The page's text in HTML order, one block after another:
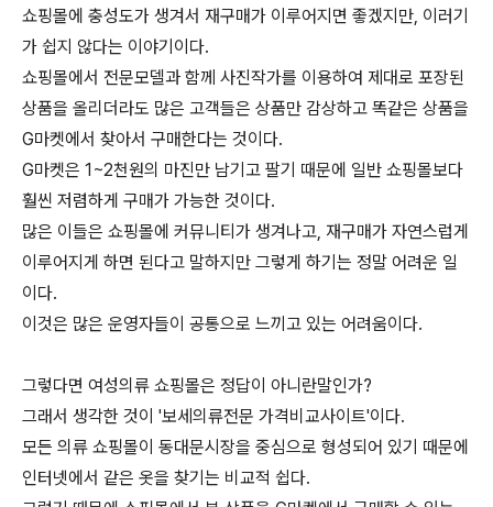
쇼핑몰에 충성도가 생겨서 재구매가 이루어지면 좋겠지만, 이러기
가 쉽지 않다는 이야기이다.
쇼핑몰에서 전문모델과 함께 사진작가를 이용하여 제대로 포장된
상품을 올리더라도 많은 고객들은 상품만 감상하고 똑같은 상품을
G마켓에서 찾아서 구매한다는 것이다.
G마켓은 1~2천원의 마진만 남기고 팔기 때문에 일반 쇼핑몰보다
훨씬 저렴하게 구매가 가능한 것이다.
많은 이들은 쇼핑몰에 커뮤니티가 생겨나고, 재구매가 자연스럽게
이루어지게 하면 된다고 말하지만 그렇게 하기는 정말 어려운 일
이다.
이것은 많은 운영자들이 공통으로 느끼고 있는 어려움이다.
그렇다면 여성의류 쇼핑몰은 정답이 아니란말인가?
그래서 생각한 것이 '보세의류전문 가격비교사이트'이다.
모든 의류 쇼핑몰이 동대문시장을 중심으로 형성되어 있기 때문에
인터넷에서 같은 옷을 찾기는 비교적 쉽다.